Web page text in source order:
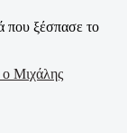
που ξέσπασε το